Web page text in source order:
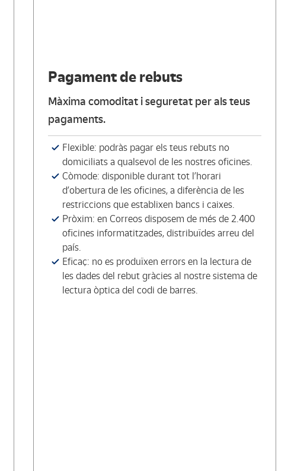
Pagament de rebuts
Màxima comoditat i seguretat per als teus
pagaments.
Flexible: podràs pagar els teus rebuts no
domiciliats a qualsevol de les nostres oficines.
Còmode: disponible durant tot l’horari
d’obertura de les oficines, a diferència de les
restriccions que establixen bancs i caixes.
Pròxim: en Correos disposem de més de 2.400
oficines informatitzades, distribuïdes arreu del
país.
Eficaç: no es produïxen errors en la lectura de
les dades del rebut gràcies al nostre sistema de
lectura òptica del codi de barres.